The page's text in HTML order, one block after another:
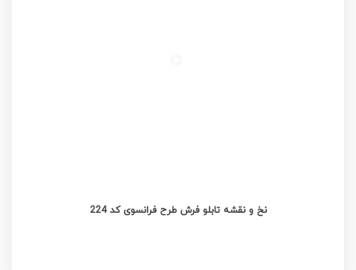
نخ و نقشه تابلو فرش طرح فرانسوی کد 224